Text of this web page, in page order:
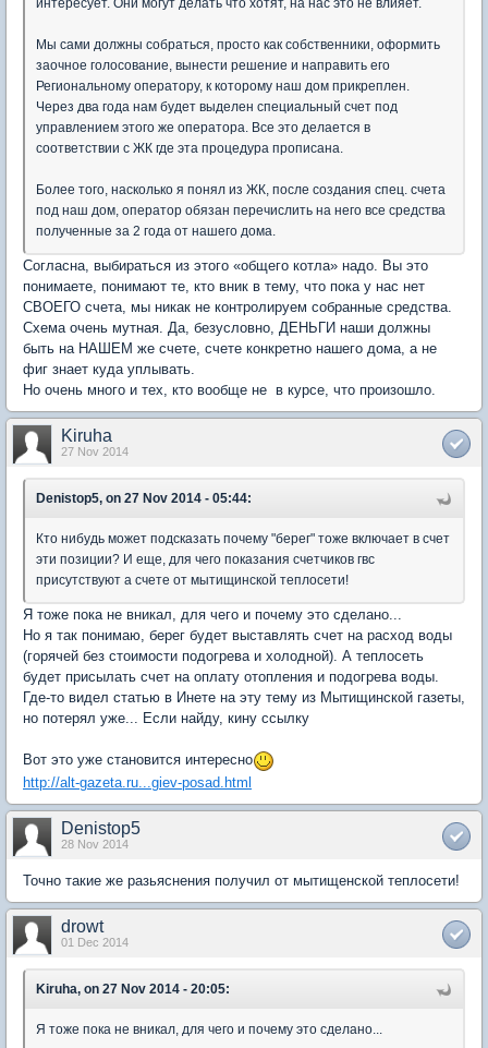
интересует. Они могут делать что хотят, на нас это не влияет.
Мы сами должны собраться, просто как собственники, оформить
заочное голосование, вынести решение и направить его
Региональному оператору, к которому наш дом прикреплен.
Через два года нам будет выделен специальный счет под
управлением этого же оператора. Все это делается в
соответствии с ЖК где эта процедура прописана.
Более того, насколько я понял из ЖК, после создания спец. счета
под наш дом, оператор обязан перечислить на него все средства
полученные за 2 года от нашего дома.
Согласна, выбираться из этого «общего котла» надо. Вы это
понимаете, понимают те, кто вник в тему, что пока у нас нет
СВОЕГО счета, мы никак не контролируем собранные средства.
Схема очень мутная. Да, безусловно, ДЕНЬГИ наши должны
быть на НАШЕМ же счете, счете конкретно нашего дома, а не
фиг знает куда уплывать.
Но очень много и тех, кто вообще не в курсе, что произошло.
Kiruha
27 Nov 2014
Denistop5, on 27 Nov 2014 - 05:44:
Кто нибудь может подсказать почему "берег" тоже включает в счет
эти позиции? И еще, для чего показания счетчиков гвс
присутствуют а счете от мытищинской теплосети!
Я тоже пока не вникал, для чего и почему это сделано...
Но я так понимаю, берег будет выставлять счет на расход воды
(горячей без стоимости подогрева и холодной). А теплосеть
будет присылать счет на оплату отопления и подогрева воды.
Где-то видел статью в Инете на эту тему из Мытищинской газеты,
но потерял уже... Если найду, кину ссылку
Вот это уже становится интересно
http://alt-gazeta.ru...giev-posad.html
Denistop5
28 Nov 2014
Точно такие же разьяснения получил от мытищенской теплосети!
drowt
01 Dec 2014
Kiruha, on 27 Nov 2014 - 20:05:
Я тоже пока не вникал, для чего и почему это сделано...